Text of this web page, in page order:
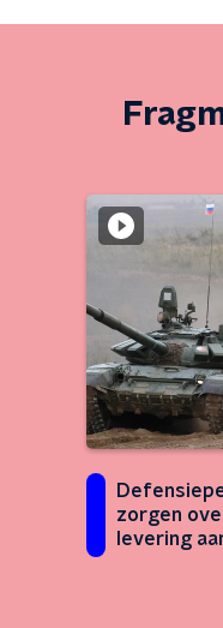
zorgen
levering